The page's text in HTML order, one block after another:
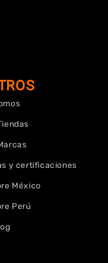
y certificaciones
México
Perú